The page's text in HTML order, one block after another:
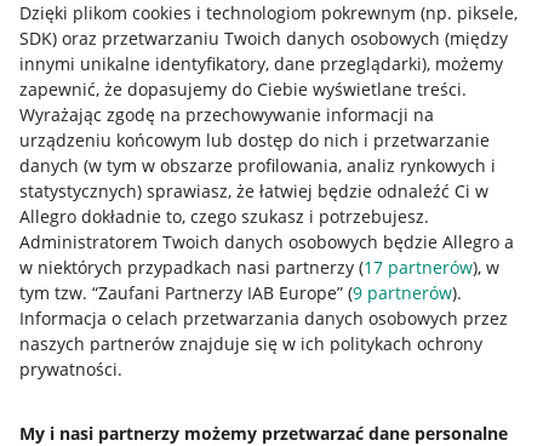
Dzięki plikom cookies i technologiom pokrewnym (np. piksele,
SDK) oraz przetwarzaniu Twoich danych osobowych (między
innymi unikalne identyfikatory, dane przeglądarki), możemy
zapewnić, że dopasujemy do Ciebie wyświetlane treści.
Wyrażając zgodę na przechowywanie informacji na
urządzeniu końcowym lub dostęp do nich i przetwarzanie
danych (w tym w obszarze profilowania, analiz rynkowych i
statystycznych) sprawiasz, że łatwiej będzie odnaleźć Ci w
Allegro dokładnie to, czego szukasz i potrzebujesz.
Administratorem Twoich danych osobowych będzie Allegro a
w niektórych przypadkach nasi partnerzy (17 partnerów), w
tym tzw. “Zaufani Partnerzy IAB Europe” (9 partnerów).
Informacja o celach przetwarzania danych osobowych przez
naszych partnerów znajduje się w ich politykach ochrony
prywatności.
My i nasi partnerzy możemy przetwarzać dane personalne
Przydatne informacje
Jak to działa